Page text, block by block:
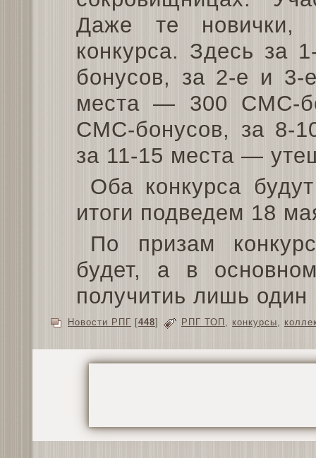
Даже те новички,
конкурса. Здесь за
бонусов, за 2-е и
места — 300 СМС-
СМС-бонусов, за 8-
за 11-15 места —
Оба конкурса
итоги подведем 18
По призам
будет, а в
получитиь лишь один
Новости РПГ [448] РПГ ТОП , конкурсы,